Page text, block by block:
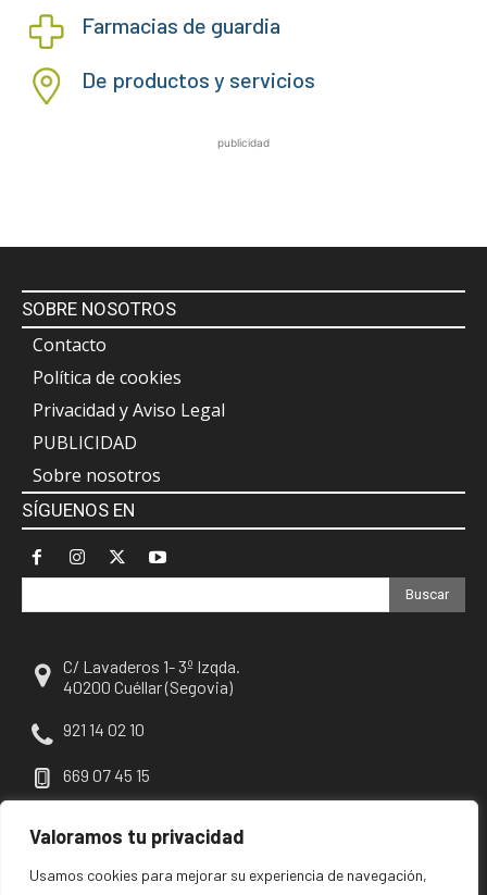
Valoramos tu privacidad
Usamos cookies para mejorar su experiencia de navegación,
Farmacias de guardia
De productos y servicios
publicidad
SOBRE NOSOTROS
Contacto
Política de cookies
Privacidad y Aviso Legal
PUBLICIDAD
Sobre nosotros
SÍGUENOS EN
Buscar
C/ Lavaderos 1- 3º Izqda.
40200 Cuéllar (Segovia)
921 14 02 10
669 07 45 15